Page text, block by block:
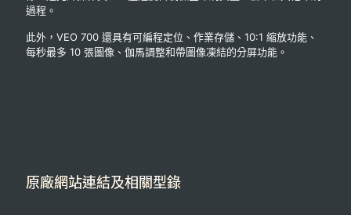
過程。
此外，VEO 700 還具有可編程定位、作業存儲、10:1 縮放功能、
每秒最多 10 張圖像、伽馬調整和帶圖像凍結的分屏功能。
原廠網站連結及相關型錄